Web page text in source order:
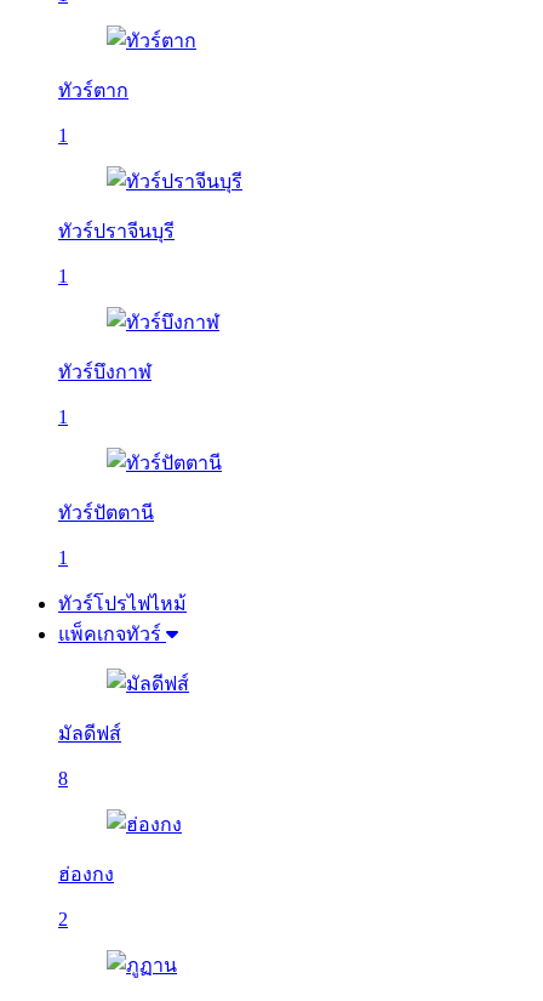
ทัวร์ตาก
1
ทัวร์ปราจีนบุรี
1
ทัวร์บึงกาฬ
1
ทัวร์ปัตตานี
1
ทัวร์โปรไฟไหม้
แพ็คเกจทัวร์
มัลดีฟส์
8
ฮ่องกง
2